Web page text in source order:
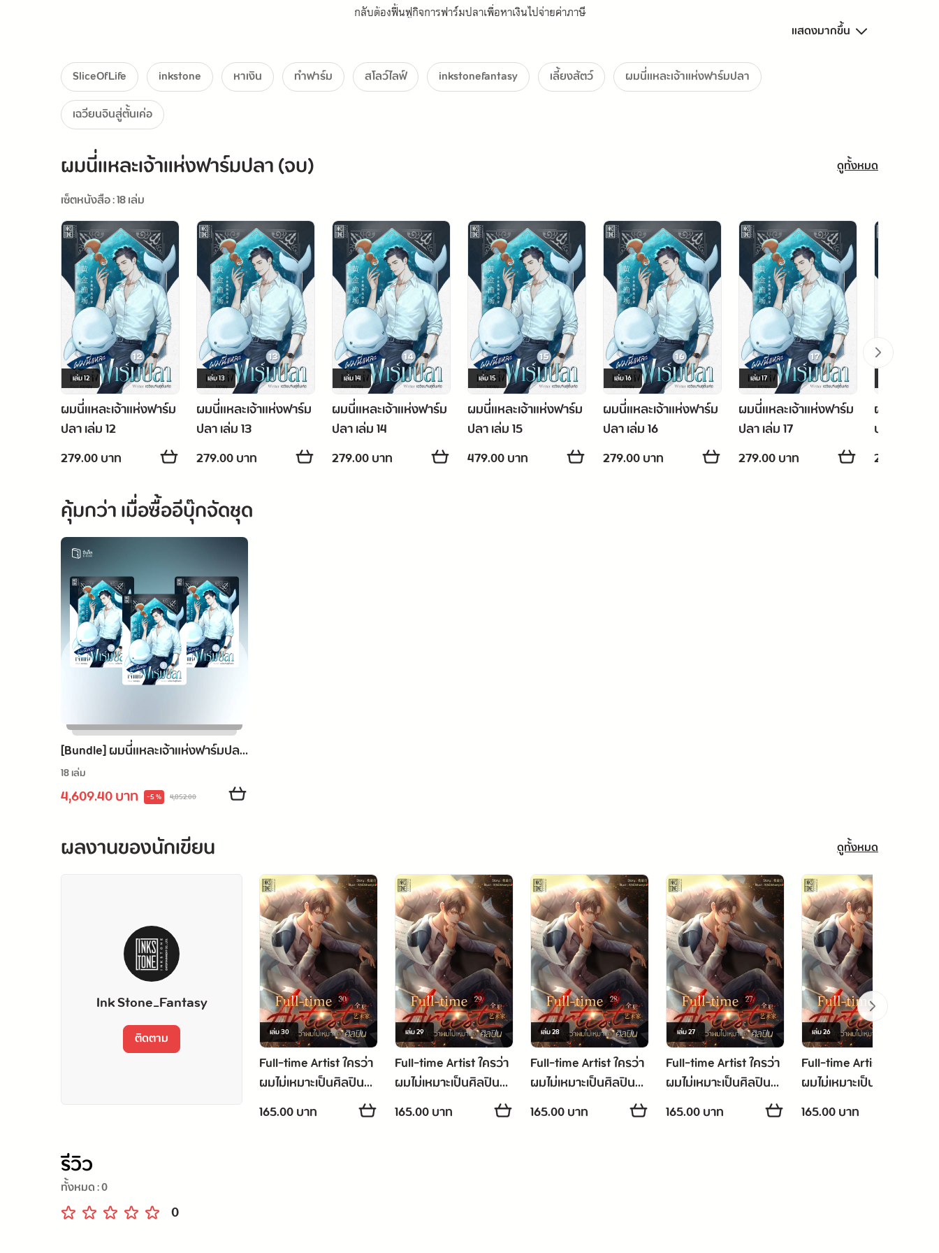
กลับต้องฟื้นฟูกิจการฟาร์มปลาเพื่อหาเงินไปจ่ายค่าภาษี
ทว่าระหว่างที่สำรวจทะเลสาบในเกาะ เขาถูกปลาทำร้ายจนเลือดที่คางหยดลงไปบนจี้รูปหัวใจสีน้ำเงินที่มีชื่อว่า 'หัวใจโพไซดอน'
จิตสำนึกของเขาก็สามารถสำรวจและควบคุมท้องน้ำรวมถึงทำการเยียวยาและรักษาสิ่งมีชีวิตในทะเลได้
*** ลิขสิทธิ์ถูกต้องภายใต้บริษัท Ink Stone Entertainment ***
ได้รับลิขสิทธิ์ออนไลน์ (Digital license) สำหรับแปลขายลงบนเว็บไซต์ได้อย่างถูกลิขสิทธิ์ 100%
เจ้าของลิขสิทธิ์ต้นฉบับ : China Literature
เรื่อง : ผมนี่แหละเจ้าแห่งฟาร์มปลา
ผู้เขียน : เฉวียนจินสู่ตั้นเค่อ
ผู้แปล : Marano team
---
แสดงมากขึ้น
SliceOfLife inkstone หาเงิน ทำฟาร์ม สโลว์ไลฟ์ inkstonefantasy เลี้ยงสัตว์
ผมนี่แหละเจ้าแห่งฟาร์มปลา
เฉวียนจินสู่ตั้นเค่อ
ผมนี่แหละเจ้าแห่งฟาร์มปลา (จบ)
ดูทั้งหมด
เซ็ตหนังสือ : 18 เล่ม
เล่ม12
ผมนี่แหละเจ้าแห่งฟาร์ม
ปลา เล่ม 12
279.00 บาท
เล่ม13
ผมนี่แหละเจ้าแห่งฟาร์ม
ปลา เล่ม 13
279.00 บาท
เล่ม14
ผมนี่แหละเจ้าแห่งฟาร์ม
ปลา เล่ม 14
279.00 บาท
เล่ม15
ผมนี่แหละเจ้าแห่งฟาร์ม
ปลา เล่ม 15
479.00 บาท
เล่ม16
ผมนี่แหละเจ้าแห่งฟาร์ม
ปลา เล่ม 16
279.00 บาท
เล่ม17
ผมนี่แหละเจ้าแห่งฟาร์ม
ปลา เล่ม 17
279.00 บาท
ผมนี่แหละเ
ปลา เล่ม 18
279.00 บาท
คุ้มกว่า เมื่อซื้ออีบุ๊กจัดชุด
[Bundle] ผมนี่แหละเจ้าแห่งฟาร์มปลา
(จบ)
18 เล่ม
4,609.40 บาท -5 % 4,852.00
ผลงานของนักเขียน ดูทั้งหมด
Ink Stone_Fantasy
ติดตาม เล่ม30
Full-time Artist ใครว่า
ผมไม่เหมาะเป็นศิลปิน
เล่ม 30
165.00 บาท
เล่ม29
Full-time Artist ใครว่า
ผมไม่เหมาะเป็นศิลปิน
เล่ม 29
165.00 บาท
เล่ม28
Full-time Artist ใครว่า
ผมไม่เหมาะเป็นศิลปิน
เล่ม 28
165.00 บาท
เล่ม27
Full-time Artist ใครว่า
ผมไม่เหมาะเป็นศิลปิน
เล่ม 27
165.00 บาท
เล่ม26
Full-time Artist ใครว่า
ผมไม่เหมาะเป็นศิลปิน
เล่ม 26
165.00 บาท
รีวิว
ทั้งหมด :0
0